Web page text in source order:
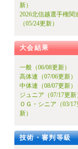
新）
2026北信越選手権関
（05/24更新）
大会結果
一般（06/08更新）
高体連（07/06更新）
中体連（08/07更新）
ジュニア（07/17更新
ＯＧ・シニア（03/17
新）
技術・審判等級